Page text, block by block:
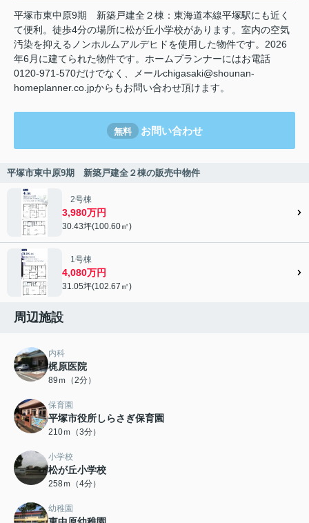
平塚市東中原9期 新築戸建全２棟：東海道本線平塚駅にも近く
て便利。徒歩4分の場所に松が丘小学校があります。室内の空気
汚染を抑えるノンホルムアルデヒドを使用した物件です。2026
年6月に建てられた物件です。ホームプランナーにはお電話
0120-971-570だけでなく、メールchigasaki@shounan-
homeplanner.co.jpからもお問い合わせ頂けます。
無料 お問い合わせ
平塚市東中原9期 新築戸建全２棟の販売中物件
2号棟
3,980万円
30.43坪(100.60㎡)
1号棟
4,080万円
31.05坪(102.67㎡)
周辺施設
内科
梶原医院
89ｍ（2分）
保育園
平塚市役所しらさぎ保育園
210ｍ（3分）
小学校
松が丘小学校
258ｍ（4分）
幼稚園